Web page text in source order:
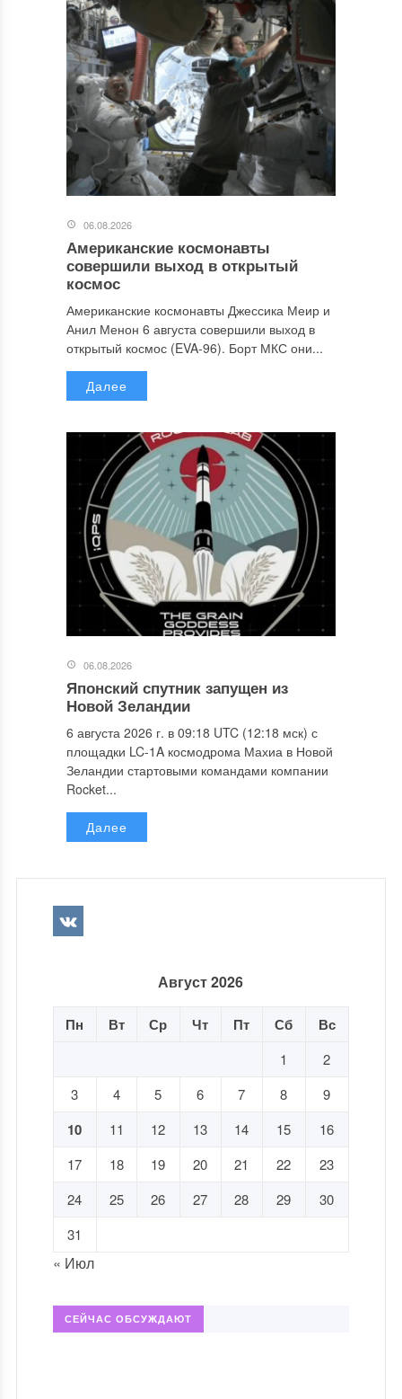
06.08.2026
Американские космонавты
совершили выход в открытый
космос
Американские космонавты Джессика Меир и
Анил Менон 6 августа совершили выход в
открытый космос (EVA-96). Борт МКС они...
Далее
06.08.2026
Японский спутник запущен из
Новой Зеландии
6 августа 2026 г. в 09:18 UTC (12:18 мск) с
площадки LC-1A космодрома Махиа в Новой
Зеландии стартовыми командами компании
Rocket...
Далее
Август 2026
Пн Вт Ср Чт Пт Сб Вс
1
2
3
4 5 6 7 8 9
10 11 12 13 14 15
16
17
18 19 20 21 22
23
24
25 26 27 28 29
30
31
« Июл
СЕЙЧАС ОБСУЖДАЮТ